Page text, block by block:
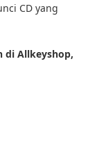
CD yang
di Allkeyshop,